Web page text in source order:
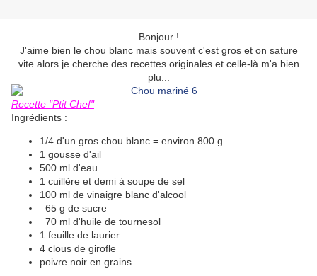
Bonjour !
J'aime bien le chou blanc mais souvent c'est gros et on sature
vite alors je cherche des recettes originales et celle-là m'a bien
plu...
Recette "Ptit Chef"
Ingrédients :
1/4 d'un gros chou blanc = environ 800 g
1 gousse d'ail
500 ml d'eau
1 cuillère et demi à soupe de sel
100 ml de vinaigre blanc d'alcool
65 g de sucre
70 ml d'huile de tournesol
1 feuille de laurier
4 clous de girofle
poivre noir en grains